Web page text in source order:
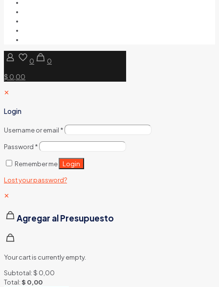
0
0
$ 0,00
✕
Login
Username or email *
Password *
Remember me Login
Lost your password?
✕
Agregar al Presupuesto
Your cart is currently empty.
Subtotal:$ 0,00
Total:$ 0,00